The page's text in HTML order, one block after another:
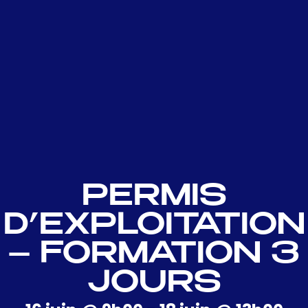
PERMIS
D’EXPLOITATION
– FORMATION 3
JOURS